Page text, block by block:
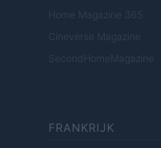
Home Magazine 365
Cineverse Magazine
SecondHomeMagazine
FRANKRIJK